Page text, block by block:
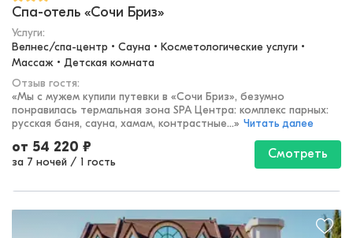
Спа-отель «Сочи Бриз»
Услуги:
Велнес/спа-центр • Сауна • Косметологические услуги •
Массаж • Детская комната
Отзыв гостя:
«Мы с мужем купили путевки в «Сочи Бриз», безумно
понравилась термальная зона SPA Центра: комплекс парных:
русская баня, сауна, хамам, контрастные...» Читать далее
от 54 220 ₽
за 7 ночей / 1 гость
Смотреть